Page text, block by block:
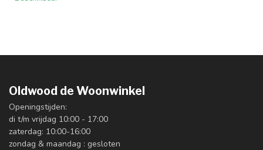
Oldwood de Woonwinkel
Openingstijden:
di t/m vrijdag 10:00 - 17:00
zaterdag: 10:00-16:00
zondag & maandag : gesloten